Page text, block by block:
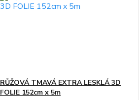
RŮŽOVÁ TMAVÁ EXTRA LESKLÁ 3D
FOLIE 152cm x 5m